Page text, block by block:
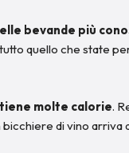
bevande più
quello che state
molte calorie.
di vino arriva